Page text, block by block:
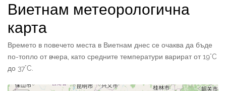
Виетнам метеорологична
карта
Времето в повечето места в Виетнам днес се очаква да бъде
по-топло от вчера, като средните температури варират от 19°C
до 37°C.